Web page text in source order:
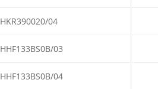
HKR390020/04
HHF133BS0B/03
HHF133BS0B/04